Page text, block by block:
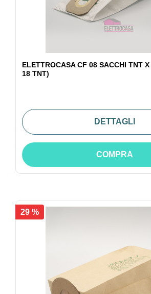
ELETTROCASA CF 08 SACCHI TNT
18 TNT)
DETTAGLI
COMPRA
29 %